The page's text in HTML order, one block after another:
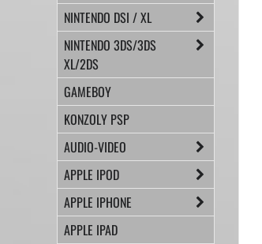
NINTENDO DSI / XL
NINTENDO 3DS/3DS
XL/2DS
GAMEBOY
KONZOLY PSP
AUDIO-VIDEO
APPLE IPOD
APPLE IPHONE
APPLE IPAD